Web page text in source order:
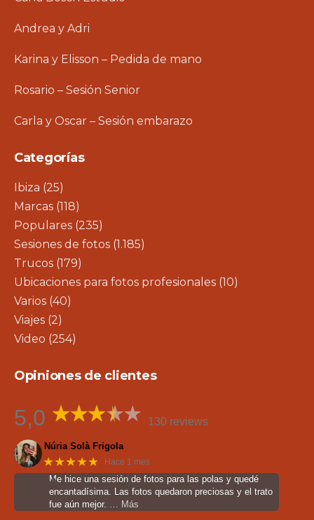
Andrea y Adri
Karina y Elisson – Pedida de mano
Rosario – Sesión Senior
Carla y Oscar – Sesión embarazo
Categorías
Ibiza (25)
Marcas (118)
Populares (235)
Sesiones de fotos (1.185)
Trucos (179)
Ubicaciones para fotos profesionales (10)
Varios (40)
Viajes (2)
Video (254)
Opiniones de clientes
5,0 130 reviews
Núria Solà Frigola
★★★★★ Hace 1 mes
Me hice una sesión de fotos para las polas y quedé
encantadísima. Las fotos quedaron preciosas y el trato
fue aún mejor.
… Más